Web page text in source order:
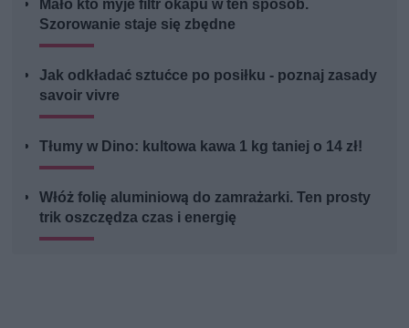
Mało kto myje filtr okapu w ten sposób.
Szorowanie staje się zbędne
Jak odkładać sztućce po posiłku - poznaj zasady
savoir vivre
Tłumy w Dino: kultowa kawa 1 kg taniej o 14 zł!
Włóż folię aluminiową do zamrażarki. Ten prosty
trik oszczędza czas i energię